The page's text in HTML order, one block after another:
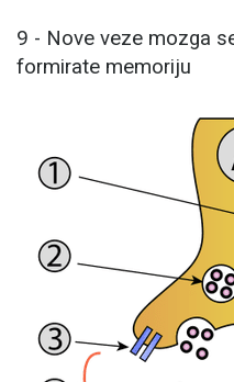
9 - Nove veze mozga
formirate memoriju